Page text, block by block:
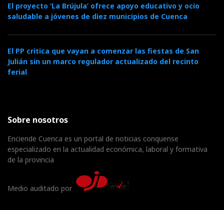
El proyecto ‘La Brújula’ ofrece apoyo educativo y ocio
saludable a jóvenes de diez municipios de Cuenca
El PP critica que vayan a comenzar las fiestas de San
Julián sin un marco regulador actualizado del recinto
ferial
Sobre nosotros
Enciende Cuenca es un portal de noticias conquense
especializado en la actualidad económica, laboral y formativa
de la provincia
Medio auditado por